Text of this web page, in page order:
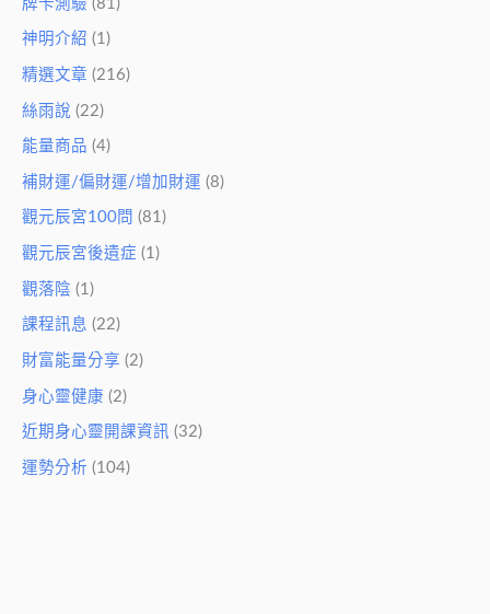
牌卡測驗 (81)
神明介紹 (1)
精選文章 (216)
絲雨說 (22)
能量商品 (4)
補財運/偏財運/增加財運 (8)
觀元辰宮100問 (81)
觀元辰宮後遺症 (1)
觀落陰 (1)
課程訊息 (22)
財富能量分享 (2)
身心靈健康 (2)
近期身心靈開課資訊 (32)
運勢分析 (104)